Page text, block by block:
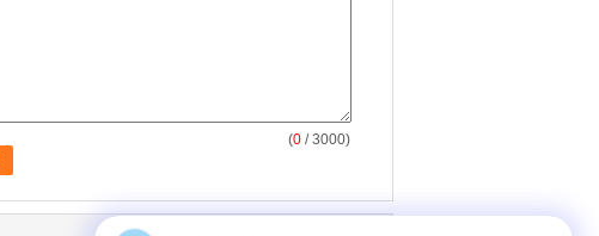
(0 / 3000)